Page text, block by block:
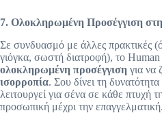
7. Ολοκληρωμένη Προσέγγιση
Σε συνδυασμό με άλλες πρακτικές
γιόγκα, σωστή διατροφή), το Human
ολοκληρωμένη προσέγγιση για να
ισορροπία. Σου δίνει τη δυνατότητα
λειτουργεί για σένα σε κάθε
προσωπική μέχρι την επαγγελματική.